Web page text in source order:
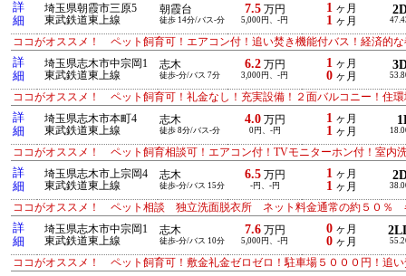
詳
細
埼玉県朝霞市三原5
東武鉄道東上線
朝霞台
徒歩 14分/バス-分
7.5万円
5,000円、-円
1 ヶ月
1 ヶ月
ココがオススメ！ ペット飼育可！エアコン付！追い焚き機能付バス！経済的
詳
細
埼玉県志木市中宗岡1
東武鉄道東上線
志木
徒歩-分/バス 7分
6.2万円
3,000円、-円
1 ヶ月
0 ヶ月
ココがオススメ！ ペット飼育可！礼金なし！充実設備！２面バルコニー！住環
詳
細
埼玉県志木市本町4
東武鉄道東上線
志木
徒歩 8分/バス-分
4.0万円
0円、-円
1 ヶ月
1 ヶ月
ココがオススメ！ ペット飼育相談可！エアコン付！TVモニターホン付！室内
詳
細
埼玉県志木市上宗岡4
東武鉄道東上線
志木
徒歩-分/バス 15分
6.5万円
-円、-円
1 ヶ月
1 ヶ月
ココがオススメ！ ペット相談 独立洗面脱衣所 ネット料金通常の約５０
詳
細
埼玉県志木市中宗岡1
東武鉄道東上線
志木
徒歩-分/バス 10分
7.6万円
5,000円、-円
0 ヶ月
0 ヶ月
ココがオススメ！ ペット飼育可！敷金礼金ゼロゼロ！駐車場５０００円！追